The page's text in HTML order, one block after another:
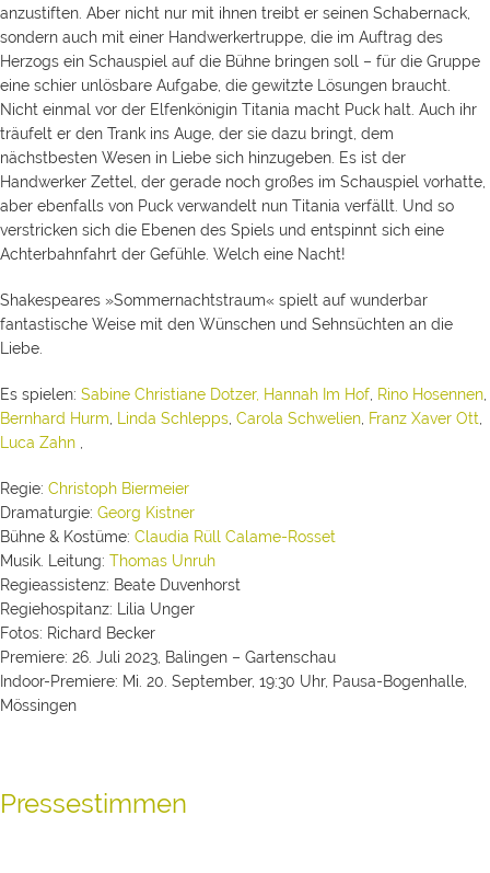
anzustiften. Aber nicht nur mit ihnen treibt er seinen Schabernack,
sondern auch mit einer Handwerkertruppe, die im Auftrag des
Herzogs ein Schauspiel auf die Bühne bringen soll – für die Gruppe
eine schier unlösbare Aufgabe, die gewitzte Lösungen braucht.
Nicht einmal vor der Elfenkönigin Titania macht Puck halt. Auch ihr
träufelt er den Trank ins Auge, der sie dazu bringt, dem
nächstbesten Wesen in Liebe sich hinzugeben. Es ist der
Handwerker Zettel, der gerade noch großes im Schauspiel vorhatte,
aber ebenfalls von Puck verwandelt nun Titania verfällt. Und so
verstricken sich die Ebenen des Spiels und entspinnt sich eine
Achterbahnfahrt der Gefühle. Welch eine Nacht!
Shakespeares »Sommernachtstraum« spielt auf wunderbar
fantastische Weise mit den Wünschen und Sehnsüchten an die
Liebe.
Es spielen: Sabine Christiane Dotzer, Hannah Im Hof, Rino Hosennen,
Bernhard Hurm, Linda Schlepps, Carola Schwelien, Franz Xaver Ott,
Luca Zahn ,
Regie: Christoph Biermeier
Dramaturgie: Georg Kistner
Bühne & Kostüme: Claudia Rüll Calame-Rosset
Musik. Leitung: Thomas Unruh
Regieassistenz: Beate Duvenhorst
Regiehospitanz: Lilia Unger
Fotos: Richard Becker
Premiere: 26. Juli 2023, Balingen – Gartenschau
Indoor-Premiere: Mi. 20. September, 19:30 Uhr, Pausa-Bogenhalle,
Mössingen
Pressestimmen